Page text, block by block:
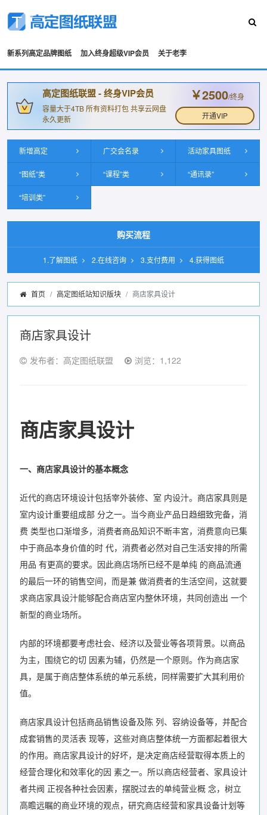
新系列高定品牌图纸 加入终身超级VIP会员 关于老李
高定图纸联盟 - 终身VIP会员
容量大于4TB 所有资料打包 共享云网盘
永久更新
￥2500/终身
开通VIP
新增高定 广交会名录 活动家具图纸
“图纸”类 “课程”类 “通讯录”
“培训类”
购买流程
1.了解图纸 2.在线咨询 3.支付费用 4.获得图纸
首页 高定图纸站知识版块 商店家具设计
商店家具设计
发布者：高定图纸联盟 浏览：1,122
商店家具设计
一、商店家具设计的基本概念
近代的商店环境设计包括宰外装修、室 内设汁。商店家具则是
室内设计重要组成部 分之一。当今商业产品日趋细致完备，消
费 类型也口渐增多，消费者商品知识不断丰宮，消费意向已集
中于商品本身价值的时 代，消费者必然对自己生活安排的所需
用品 有更高的要求。因此商店场所已经不是单纯 的商品流通
的最后一环的销售空间，而是兼 做消费者的生活空间，这就要
求商店家具设汁能够配合商店室内整休环境，共同创造出 一个
新型的商业场所。
内部的环境都要考虑社会、经济以及营业等各项背景。以商品
为主，围绕它的切 因素为辅，仍然是一个原则。作为商店家
具，是属于商店整体系统的单元系统，同样需要扩大其利用价
值。
商店家具设计包括商品销售设备及陈 列、容纳设备等，并配合
成套销售的灵活表 现等，这些对商店整体统一方面都起着很大
的作用。商店家具设计的好坏，是决定商店经营取得本质上的
经营合理化和效率化的因 素之一。所以商店经营者、家具设计
者共阀 正视各种社会因素，摆脱过去的单纯营业概 念，树立
高瞻远瞩的商业环境的观点，研究商店经营和家具设备计划等